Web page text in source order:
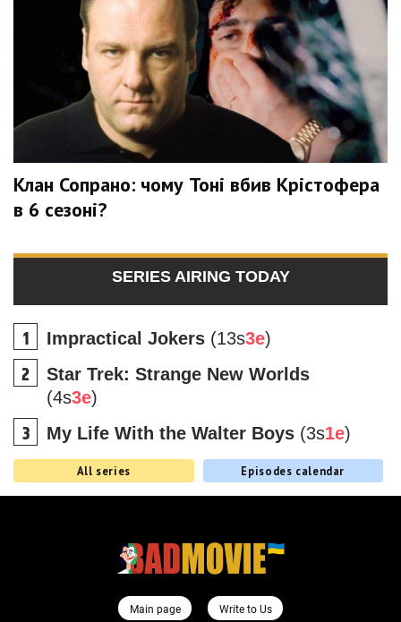
Клан Сопрано: чому Тоні вбив Крістофера
в 6 сезоні?
SERIES AIRING TODAY
Impractical Jokers (13s3e)
Star Trek: Strange New Worlds
(4s3e)
My Life With the Walter Boys (3s1e)
All series Episodes calendar
Main page Write to Us